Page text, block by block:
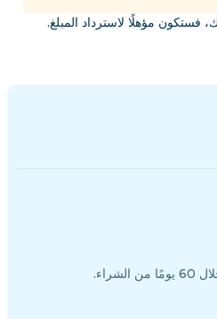
فستكون مؤهلًا لاسترداد المبلغ.